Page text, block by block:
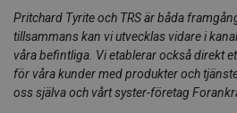
Pritchard Tyrite och TRS är båda
tillsammans kan vi utvecklas vidare i
våra befintliga. Vi etablerar också direkt
för våra kunder med produkter och
oss själva och vårt syster-företag